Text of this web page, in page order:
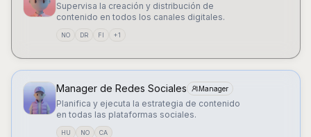
Supervisa la creación y distribución de
contenido en todos los canales digitales.
NO DR FI +1
Manager de Redes Sociales Manager
Planifica y ejecuta la estrategia de contenido
en todas las plataformas sociales.
HU NO CA